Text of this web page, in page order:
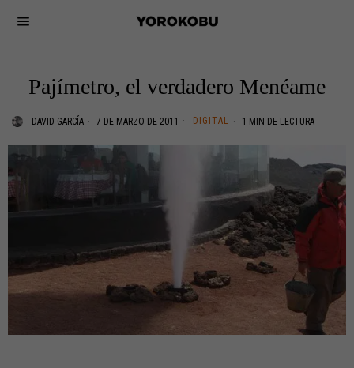
Pajímetro, el verdadero Menéame
DAVID GARCÍA 7 DE MARZO DE 2011 DIGITAL 1 MIN DE LECTURA